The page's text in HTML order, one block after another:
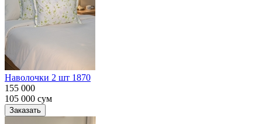
Наволочки 2 шт 1870
155 000
105 000 сум
Заказать